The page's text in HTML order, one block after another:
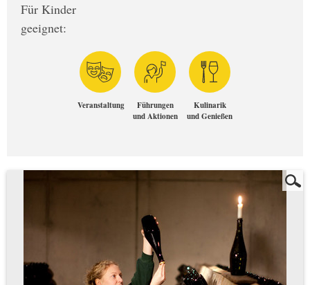
Für Kinder
geeignet:
Veranstaltung
Führungen
und Aktionen
Kulinarik
und Genießen